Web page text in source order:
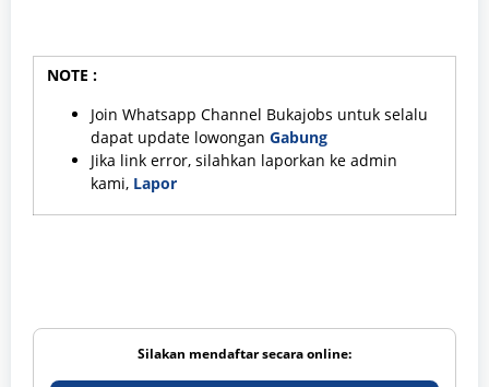
NOTE :
Join Whatsapp Channel Bukajobs untuk selalu
dapat update lowongan Gabung
Jika link error, silahkan laporkan ke admin
kami, Lapor
Silakan mendaftar secara online: